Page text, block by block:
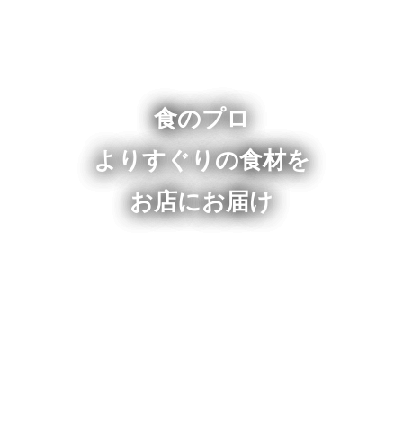
食のプロ
よりすぐりの食材を
お店にお届け